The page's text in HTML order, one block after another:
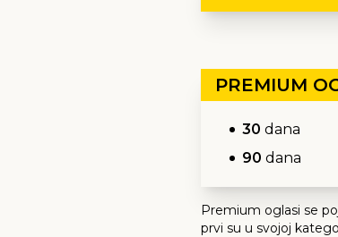
PREMIUM
30 dana
90 dana
Premium oglasi se
prvi su u svojoj